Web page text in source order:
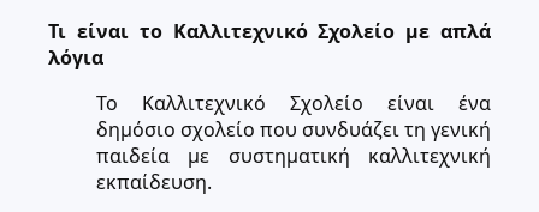
Τι είναι το Καλλιτεχνικό Σχολείο με απλά
λόγια
Το Καλλιτεχνικό Σχολείο είναι ένα
δημόσιο σχολείο που συνδυάζει τη γενική
παιδεία με συστηματική καλλιτεχνική
εκπαίδευση.